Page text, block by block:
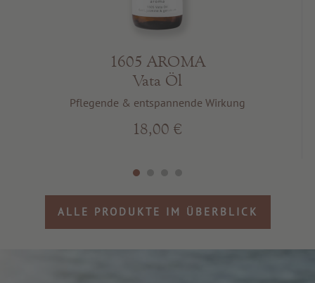
1605 AROMA
Vata Öl
Pflegende & entspannende Wirkung
18,00 €
ALLE PRODUKTE IM ÜBERBLICK